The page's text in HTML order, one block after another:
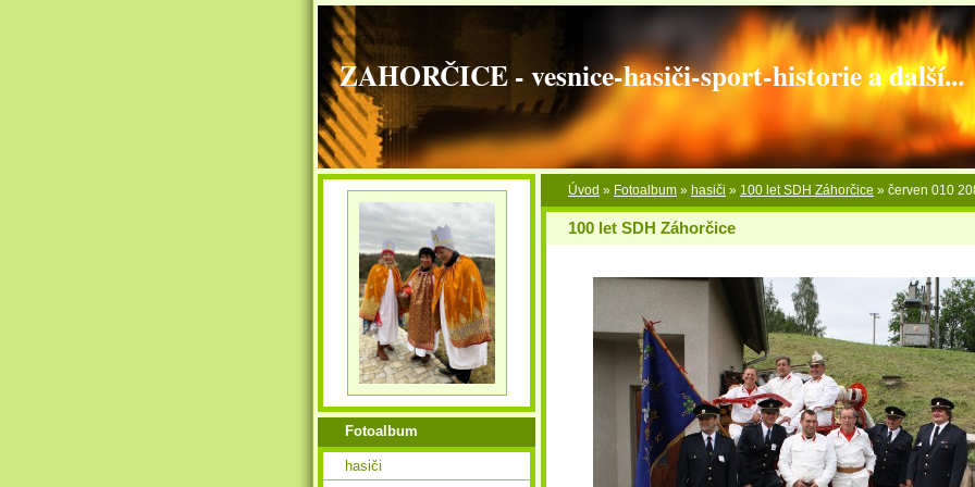
ZAHORČICE - vesnice-hasiči-sport-historie a další...
Úvod » Fotoalbum » hasiči » 100 let SDH Záhorčice » červen 010
100 let SDH Záhorčice
Fotoalbum
hasiči